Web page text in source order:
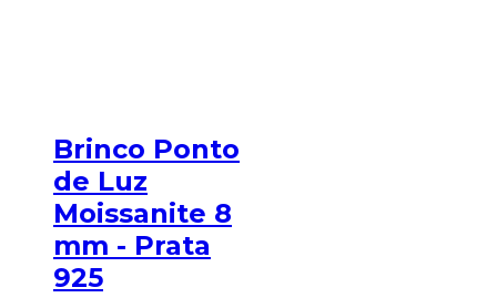
Brinco Ponto
de Luz
Moissanite 8
mm - Prata
925